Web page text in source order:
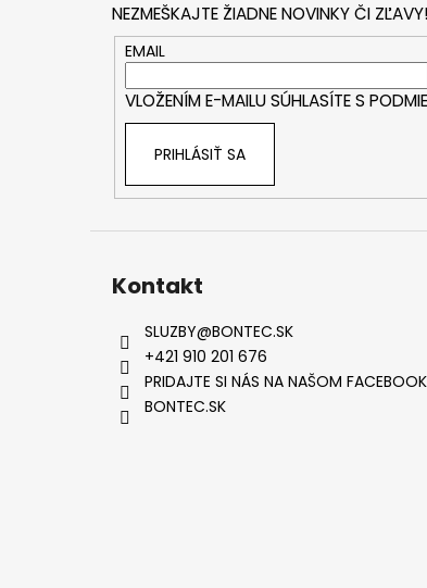
NEZMEŠKAJTE ŽIADNE NOVINKY ČI ZĽAVY!
EMAIL
VLOŽENÍM E-MAILU SÚHLASÍTE S
PRIHLÁSIŤ SA
Kontakt
SLUZBY@BONTEC.SK
+421 910 201 676
PRIDAJTE SI NÁS NA NAŠOM
BONTEC.SK